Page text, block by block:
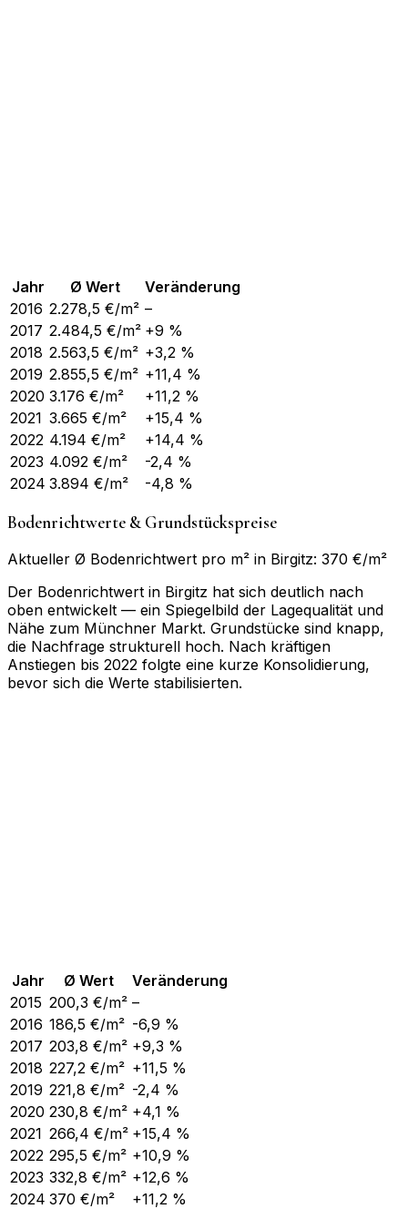
Jahr Ø Wert
Veränderung
2016 2.278,5 €/m² –
2017 2.484,5 €/m² +9 %
2018 2.563,5 €/m² +3,2 %
2019 2.855,5 €/m² +11,4 %
2020 3.176 €/m²
+11,2 %
2021 3.665 €/m²
+15,4 %
2022 4.194 €/m²
+14,4 %
2023 4.092 €/m²
-2,4 %
2024 3.894 €/m² -4,8 %
Bodenrichtwerte & Grundstückspreise
Aktueller Ø Bodenrichtwert pro m² in Birgitz: 370 €/m²
Der Bodenrichtwert in Birgitz hat sich deutlich nach
oben entwickelt — ein Spiegelbild der Lagequalität und
Nähe zum Münchner Markt. Grundstücke sind knapp,
die Nachfrage strukturell hoch. Nach kräftigen
Anstiegen bis 2022 folgte eine kurze Konsolidierung,
bevor sich die Werte stabilisierten.
Jahr Ø Wert
Veränderung
2015 200,3 €/m² –
2016 186,5 €/m² -6,9 %
2017 203,8 €/m² +9,3 %
2018 227,2 €/m² +11,5 %
2019 221,8 €/m² -2,4 %
2020 230,8 €/m² +4,1 %
2021 266,4 €/m² +15,4 %
2022 295,5 €/m² +10,9 %
2023 332,8 €/m² +12,6 %
2024 370 €/m² +11,2 %